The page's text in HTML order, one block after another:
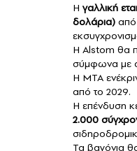
Η γαλλική
δολάρια)
Η Alstom θα
σύμφωνα με
Η MTA
από το 2029.
Η επένδυση
2.000
Τα βαγόνια